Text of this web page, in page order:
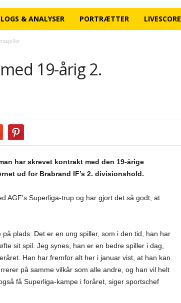
& ANALYSER PORTRÆTTER LIVESCORE
19-årig 2.
har skrevet kontrakt med den 19-årige
ud for Brabrand IF’s 2. divisionshold.
AGF’s Superliga-trup og har gjort det så godt, at
plads. Det er en ung spiller, som i den tid, han har
sit spil. Jeg synes, han er en bedre spiller i dag,
Han har fremfor alt her i januar vist, at han kan
på samme vilkår som alle andre, og han vil helt
få Superliga-kampe i foråret, siger sportschef